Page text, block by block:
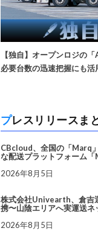
【独自】オープンロジの
必要台数の迅速把握にも活
プレスリリース
CBcloud、全国の「Marq
な配送プラットフォーム
2026年8月5日
株式会社Univearth、倉吉
携〜山陰エリアへ実運送ネ
2026年8月5日